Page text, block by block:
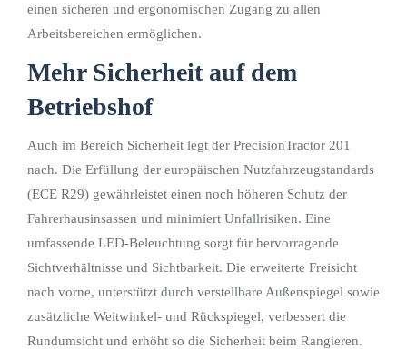
einen sicheren und ergonomischen Zugang zu allen
Arbeitsbereichen ermöglichen.
Mehr Sicherheit auf dem
Betriebshof
Auch im Bereich Sicherheit legt der PrecisionTractor 201
nach. Die Erfüllung der europäischen Nutzfahrzeugstandards
(ECE R29) gewährleistet einen noch höheren Schutz der
Fahrerhausinsassen und minimiert Unfallrisiken. Eine
umfassende LED-Beleuchtung sorgt für hervorragende
Sichtverhältnisse und Sichtbarkeit. Die erweiterte Freisicht
nach vorne, unterstützt durch verstellbare Außenspiegel sowie
zusätzliche Weitwinkel- und Rückspiegel, verbessert die
Rundumsicht und erhöht so die Sicherheit beim Rangieren.